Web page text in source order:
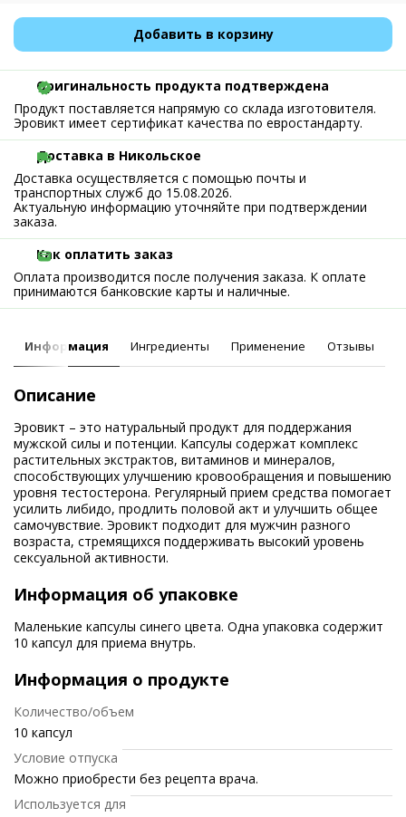
Добавить в корзину
Оригинальность продукта подтверждена
Продукт поставляется напрямую со склада изготовителя.
Эровикт имеет сертификат качества по евростандарту.
Доставка в Никольское
Доставка осуществляется с помощью почты и
транспортных служб до 15.08.2026.
Актуальную информацию уточняйте при подтверждении
заказа.
Как оплатить заказ
Оплата производится после получения заказа. К оплате
принимаются банковские карты и наличные.
Информация Ингредиенты Применение Отзывы
Описание
Эровикт – это натуральный продукт для поддержания
мужской силы и потенции. Капсулы содержат комплекс
растительных экстрактов, витаминов и минералов,
способствующих улучшению кровообращения и повышению
уровня тестостерона. Регулярный прием средства помогает
усилить либидо, продлить половой акт и улучшить общее
самочувствие. Эровикт подходит для мужчин разного
возраста, стремящихся поддерживать высокий уровень
сексуальной активности.
Информация об упаковке
Маленькие капсулы синего цвета. Одна упаковка содержит
10 капсул для приема внутрь.
Информация о продукте
Количество/объем
10 капсул
Условие отпуска
Можно приобрести без рецепта врача.
Используется для